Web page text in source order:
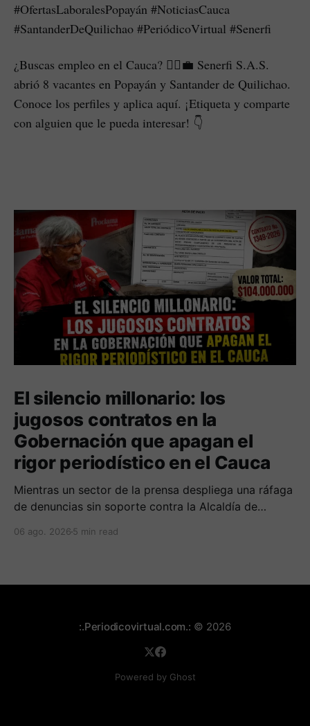
#OfertasLaboralesPopayán #NoticiasCauca
#SantanderDeQuilichao #PeriódicoVirtual #Senerfi
¿Buscas empleo en el Cauca? 👷‍♂️💼 Senerfi S.A.S.
abrió 8 vacantes en Popayán y Santander de Quilichao.
Conoce los perfiles y aplica aquí. ¡Etiqueta y comparte
con alguien que le pueda interesar! 👇
El silencio millonario: los
jugosos contratos en la
Gobernación que apagan el
rigor periodístico en el Cauca
Mientras un sector de la prensa despliega una ráfaga
de denuncias sin soporte contra la Alcaldía de
revelan acuerdos por 140 millones de pesos con el
06 ago. 2026 5 min read
:.Periodicovirtual.com.: © 2026
Powered by Ghost